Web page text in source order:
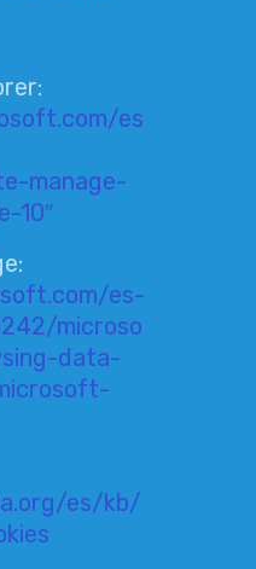
es
manage-
10″
es-
microso
data-
es/kb/